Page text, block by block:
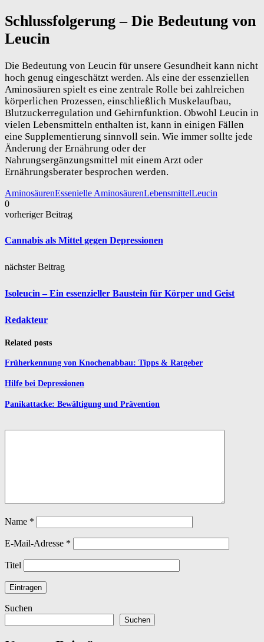
Schlussfolgerung – Die Bedeutung von
Leucin
Die Bedeutung von Leucin für unsere Gesundheit kann nicht
hoch genug eingeschätzt werden. Als eine der essenziellen
Aminosäuren spielt es eine zentrale Rolle bei zahlreichen
körperlichen Prozessen, einschließlich Muskelaufbau,
Blutzuckerregulation und Gehirnfunktion. Obwohl Leucin in
vielen Lebensmitteln enthalten ist, kann in einigen Fällen
eine Supplementierung sinnvoll sein. Wie immer sollte jede
Änderung der Ernährung oder der
Nahrungsergänzungsmittel mit einem Arzt oder
Ernährungsberater besprochen werden.
AminosäurenEssenielle AminosäurenLebensmittelLeucin
0
vorheriger Beitrag
Cannabis als Mittel gegen Depressionen
nächster Beitrag
Isoleucin – Ein essenzieller Baustein für Körper und Geist
Redakteur
Related posts
Früherkennung von Knochenabbau: Tipps & Ratgeber
Hilfe bei Depressionen
Panikattacke: Bewältigung und Prävention
Name *
E-Mail-Adresse *
Titel
Suchen
Suchen